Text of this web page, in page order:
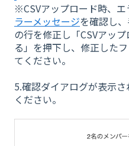
※CSVアップロード時、エ
ラーメッセージを確認し
の行を修正し「CSVアッ
る」を押下し、修正した
てください。
5.確認ダイアログが表示
ください。